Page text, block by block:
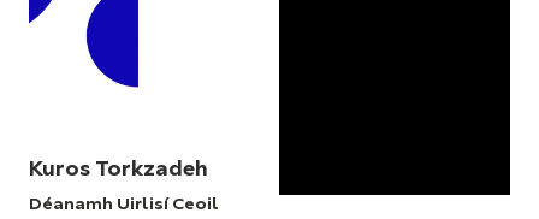
Kuros Torkzadeh
Déanamh Uirlisí Ceoil